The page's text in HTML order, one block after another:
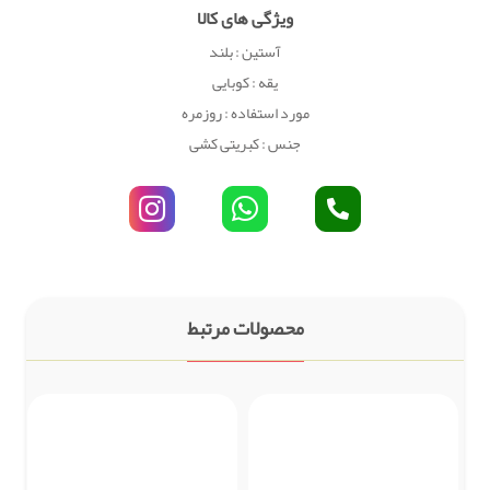
ویژگی های کالا
آستین : بلند
یقه : کوبایی
مورد استفاده : روزمره
جنس : کبریتی کشی
محصولات مرتبط